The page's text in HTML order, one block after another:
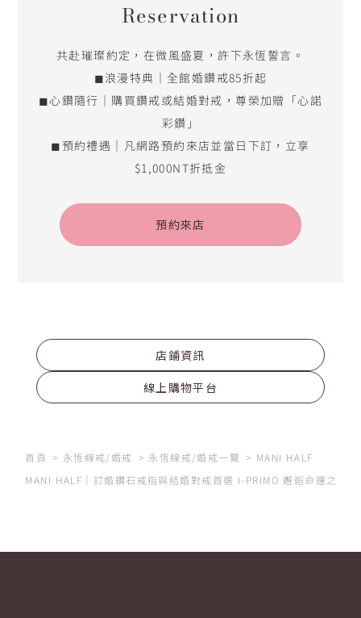
Reservation
共赴璀璨約定，在微風盛夏，許下永恆誓言。
◼浪漫特典｜全館婚鑽戒85折起
◼心鑽隨行｜購買鑽戒或結婚對戒，尊榮加贈「心諾
彩鑽」
◼預約禮遇｜凡網路預約來店並當日下訂，立享
$1,000NT折抵金
預約來店
店鋪資訊
線上購物平台
首頁 永恆線戒/婚戒 永恆線戒/婚戒一覽
MANI HALF
MANI HALF｜訂婚鑽石戒指與結婚對戒首選 I-PRIMO 邂逅命運之戒